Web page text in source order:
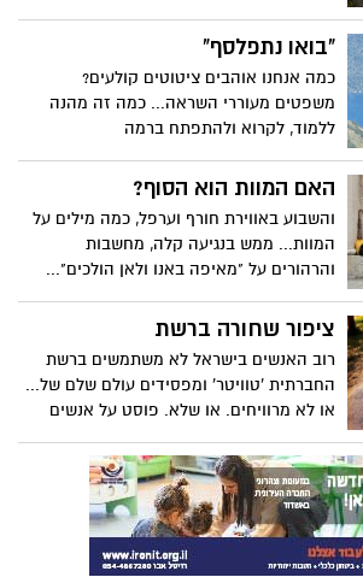
של הארה ותובנות רבות משמעות לנו ולעולם
כולו. אז לכל הסקרנים אני מצרף את המהות
הרוחנית שגלומה בשנה העברית החדשה שבא
בעזרת השם על כולנו לטובה וזאת בעזרת
התרולוגיה ותורת קלפי הטארוט על פי רוח
הגישה היהודית.
"בואו נתפלסף"
כמה אנחנו אוהבים ציטוטים קולעים?
משפטים מעוררי השראה... כמה זה מהנה
ללמוד, לקרוא ולהתפתח ברמה
לאן זה מוביל? מה המטרה? ומה ההבדל בין
האם המוות הוא הסוף?
והשבוע באווירת חורף וערפל, כמה מילים על
המוות... ממש בנגיעה קלה, מחשבות
והרהורים על "מאיפה באנו ולאן הולכים"...
אחרי המוות?
ציפור שחורה ברשת
רוב האנשים בישראל לא משתמשים ברשת
החברתית 'טוויטר' ומפסידים עולם שלם של...
או לא מרוויחים. או שלא. פוסט על אנשים
עם זרים.